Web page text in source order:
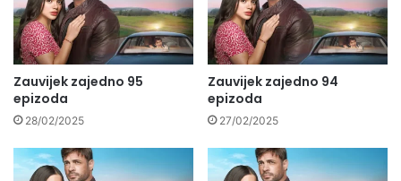
Zauvijek zajedno 95
epizoda
28/02/2025
Zauvijek zajedno 94
epizoda
27/02/2025